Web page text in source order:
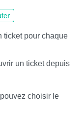
ticket pour chaque
un ticket depuis
choisir le